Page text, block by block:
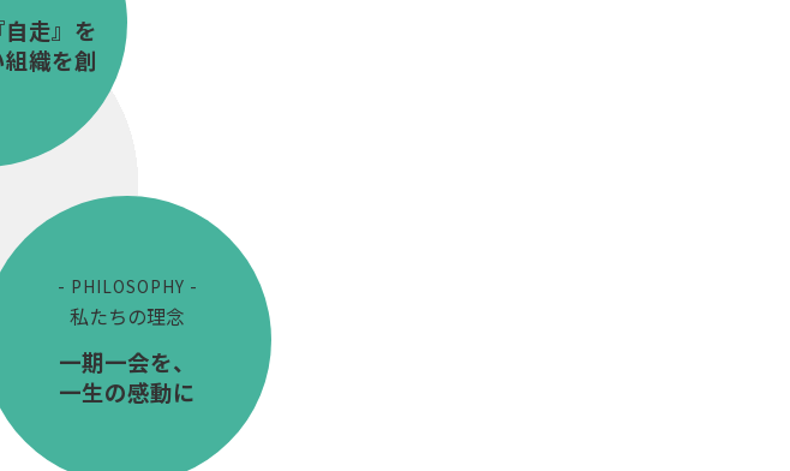
走』を
織を創
- PHILOSOPHY -
私たちの理念
一期一会を、
一生の感動に